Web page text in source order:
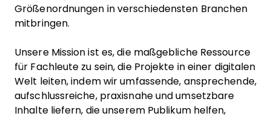
Größenordnungen in verschiedensten Branchen
mitbringen.
Unsere Mission ist es, die maßgebliche Ressource
für Fachleute zu sein, die Projekte in einer digitalen
Welt leiten, indem wir umfassende, ansprechende,
aufschlussreiche, praxisnahe und umsetzbare
Inhalte liefern, die unserem Publikum helfen,